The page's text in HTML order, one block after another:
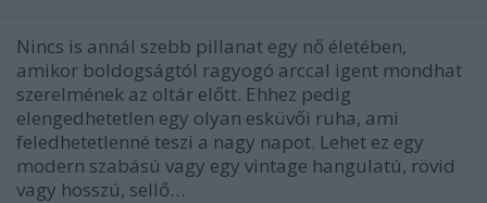
Nincs is annál szebb pillanat egy nő életében,
amikor boldogságtól ragyogó arccal igent mondhat
szerelmének az oltár előtt. Ehhez pedig
elengedhetetlen egy olyan esküvői ruha, ami
feledhetetlenné teszi a nagy napot. Lehet ez egy
modern szabású vagy egy vintage hangulatú, rövid
vagy hosszú, sellő…